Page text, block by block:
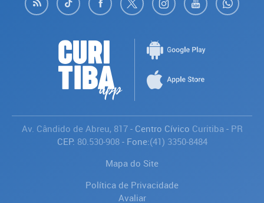
Av. Cândido de Abreu, 817- Centro Cívico Curitiba - PR
CEP: 80.530-908- Fone:(41) 3350-8484
Mapa do Site
Política de Privacidade
Avaliar